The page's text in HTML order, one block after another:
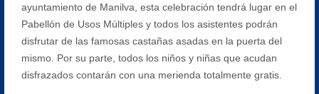
ayuntamiento de Manilva, esta celebración tendrá lugar en el
Pabellón de Usos Múltiples y todos los asistentes podrán
disfrutar de las famosas castañas asadas en la puerta del
mismo. Por su parte, todos los niños y niñas que acudan
disfrazados contarán con una merienda totalmente gratis.